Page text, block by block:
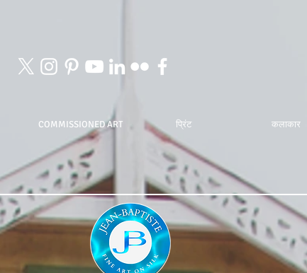
COMMISSIONED ART प्रिंट कलाकार